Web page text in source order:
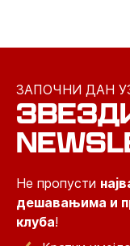
ЗАПОЧНИ ДАН
Не пропусти
дешавањима и
клуба!